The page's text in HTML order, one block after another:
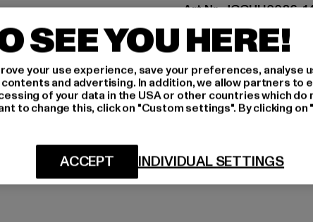
Art.Nr: JCCHU0026-
Hersteller: INK GmbH |
Schnellgasse 2 |
GRÖSSE
LIEFERUNG &
SEE YOU HERE!
your use experience, save your preferences, analyse
and advertising. In addition, we allow partners to
of your data in the USA or other countries which do
to change this, click on "Custom settings". By clicking
INDIVIDUAL SETTINGS
ACCEPT